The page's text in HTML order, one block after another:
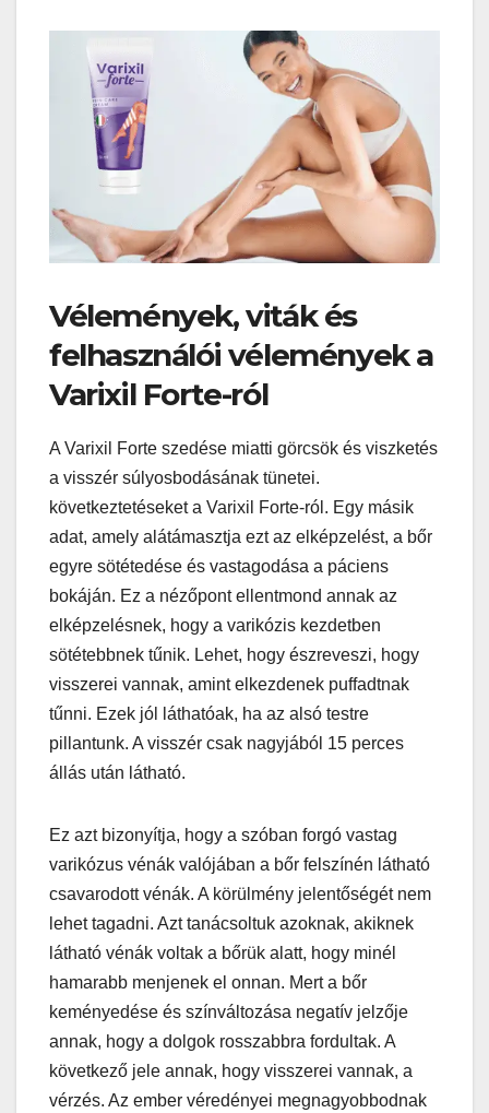
Vélemények, viták és
felhasználói vélemények a
Varixil Forte-ról
A Varixil Forte szedése miatti görcsök és viszketés
a visszér súlyosbodásának tünetei.
következtetéseket a Varixil Forte-ról. Egy másik
adat, amely alátámasztja ezt az elképzelést, a bőr
egyre sötétedése és vastagodása a páciens
bokáján. Ez a nézőpont ellentmond annak az
elképzelésnek, hogy a varikózis kezdetben
sötétebbnek tűnik. Lehet, hogy észreveszi, hogy
visszerei vannak, amint elkezdenek puffadtnak
tűnni. Ezek jól láthatóak, ha az alsó testre
pillantunk. A visszér csak nagyjából 15 perces
állás után látható.
Ez azt bizonyítja, hogy a szóban forgó vastag
varikózus vénák valójában a bőr felszínén látható
csavarodott vénák. A körülmény jelentőségét nem
lehet tagadni. Azt tanácsoltuk azoknak, akiknek
látható vénák voltak a bőrük alatt, hogy minél
hamarabb menjenek el onnan. Mert a bőr
keményedése és színváltozása negatív jelzője
annak, hogy a dolgok rosszabbra fordultak. A
következő jele annak, hogy visszerei vannak, a
vérzés. Az ember véredényei megnagyobbodnak